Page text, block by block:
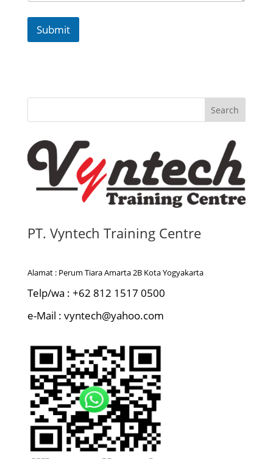
Submit
Search
PT. Vyntech Training Centre
Alamat : Perum Tiara Amarta 2B Kota Yogyakarta
Telp/wa : +62 812 1517 0500
e-Mail : vyntech@yahoo.com